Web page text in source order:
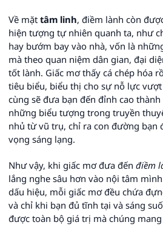
Về mặt tâm linh, điềm lành còn
hiện tượng tự nhiên quanh ta, như
hay bướm bay vào nhà, vốn là
mà theo quan niệm dân gian, đại
tốt lành. Giấc mơ thấy cá chép hóa
tiêu biểu, biểu thị cho sự nỗ lực
cùng sẽ đưa bạn đến đỉnh cao
những biểu tượng trong truyền
nhủ từ vũ trụ, chỉ ra con đường bạn
vọng sáng lạng.
Như vậy, khi giấc mơ đưa đến điềm
lắng nghe sâu hơn vào nội tâm
dấu hiệu, mỗi giấc mơ đều chứa
và chỉ khi bạn đủ tĩnh tại và sáng
được toàn bộ giá trị mà chúng mang